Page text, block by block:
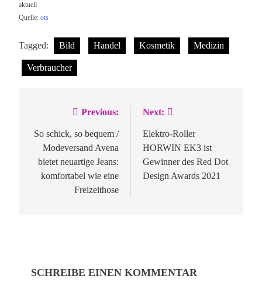
aktuell
Quelle: ots
Tagged: Bild Handel Kosmetik Medizin
Verbraucher
Beitragsnavigation
Previous:
So schick, so bequem /
Modeversand Avena
bietet neuartige Jeans:
komfortabel wie eine
Freizeithose
Next:
Elektro-Roller
HORWIN EK3 ist
Gewinner des Red Dot
Design Awards 2021
SCHREIBE EINEN KOMMENTAR